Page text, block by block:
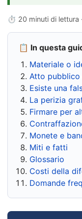
⏱ 20 minuti di lettura
📋 In questa
Materiale o
Atto
Esiste una
La perizia
Firmare per
Monete e
Miti e fatti
Glossario
Costi della
Domande